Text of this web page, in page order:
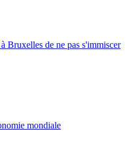
Bruxelles de ne pas s'immiscer
mondiale